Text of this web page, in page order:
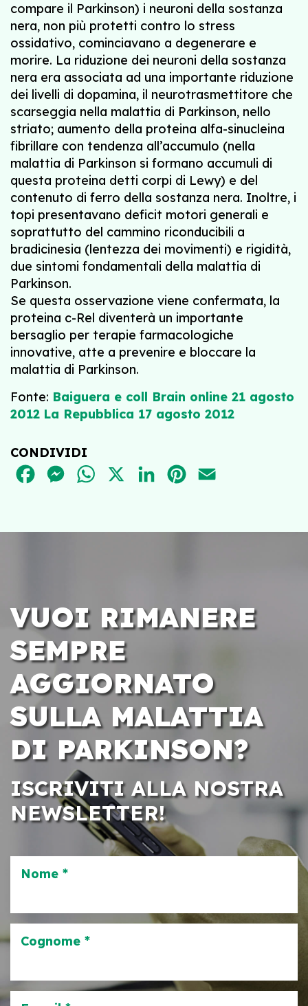
compare il Parkinson) i neuroni della sostanza
nera, non più protetti contro lo stress
ossidativo, cominciavano a degenerare e
morire. La riduzione dei neuroni della sostanza
nera era associata ad una importante riduzione
dei livelli di dopamina, il neurotrasmettitore che
scarseggia nella malattia di Parkinson, nello
striato; aumento della proteina alfa-sinucleina
fibrillare con tendenza all’accumulo (nella
malattia di Parkinson si formano accumuli di
questa proteina detti corpi di Lewy) e del
contenuto di ferro della sostanza nera. Inoltre, i
topi presentavano deficit motori generali e
soprattutto del cammino riconducibili a
bradicinesia (lentezza dei movimenti) e rigidità,
due sintomi fondamentali della malattia di
Parkinson.
Se questa osservazione viene confermata, la
proteina c-Rel diventerà un importante
bersaglio per terapie farmacologiche
innovative, atte a prevenire e bloccare la
malattia di Parkinson.
Fonte: Baiguera e coll Brain online 21 agosto
2012 La Repubblica 17 agosto 2012
CONDIVIDI
FACEBOOKMESSENGER
WHATSAPPLINKEDINPINTEREST
VUOI RIMANERE
SEMPRE
AGGIORNATO
SULLA MALATTIA
DI PARKINSON?
ISCRIVITI ALLA NOSTRA
NEWSLETTER!
Nome *
Cognome *